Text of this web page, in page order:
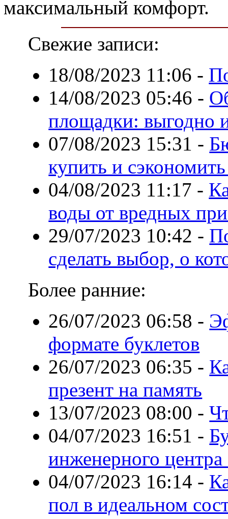
максимальный комфорт.
Свежие записи:
18/08/2023 11:06 -
14/08/2023 05:46 -
площадки: выгодно
07/08/2023 15:31 -
купить и
04/08/2023 11:17 -
воды от вредных
29/07/2023 10:42 -
сделать выбор, о
Более ранние:
26/07/2023 06:58 -
формате буклетов
26/07/2023 06:35 -
презент на память
13/07/2023 08:00 -
04/07/2023 16:51 -
инженерного
04/07/2023 16:14 -
пол в идеальном